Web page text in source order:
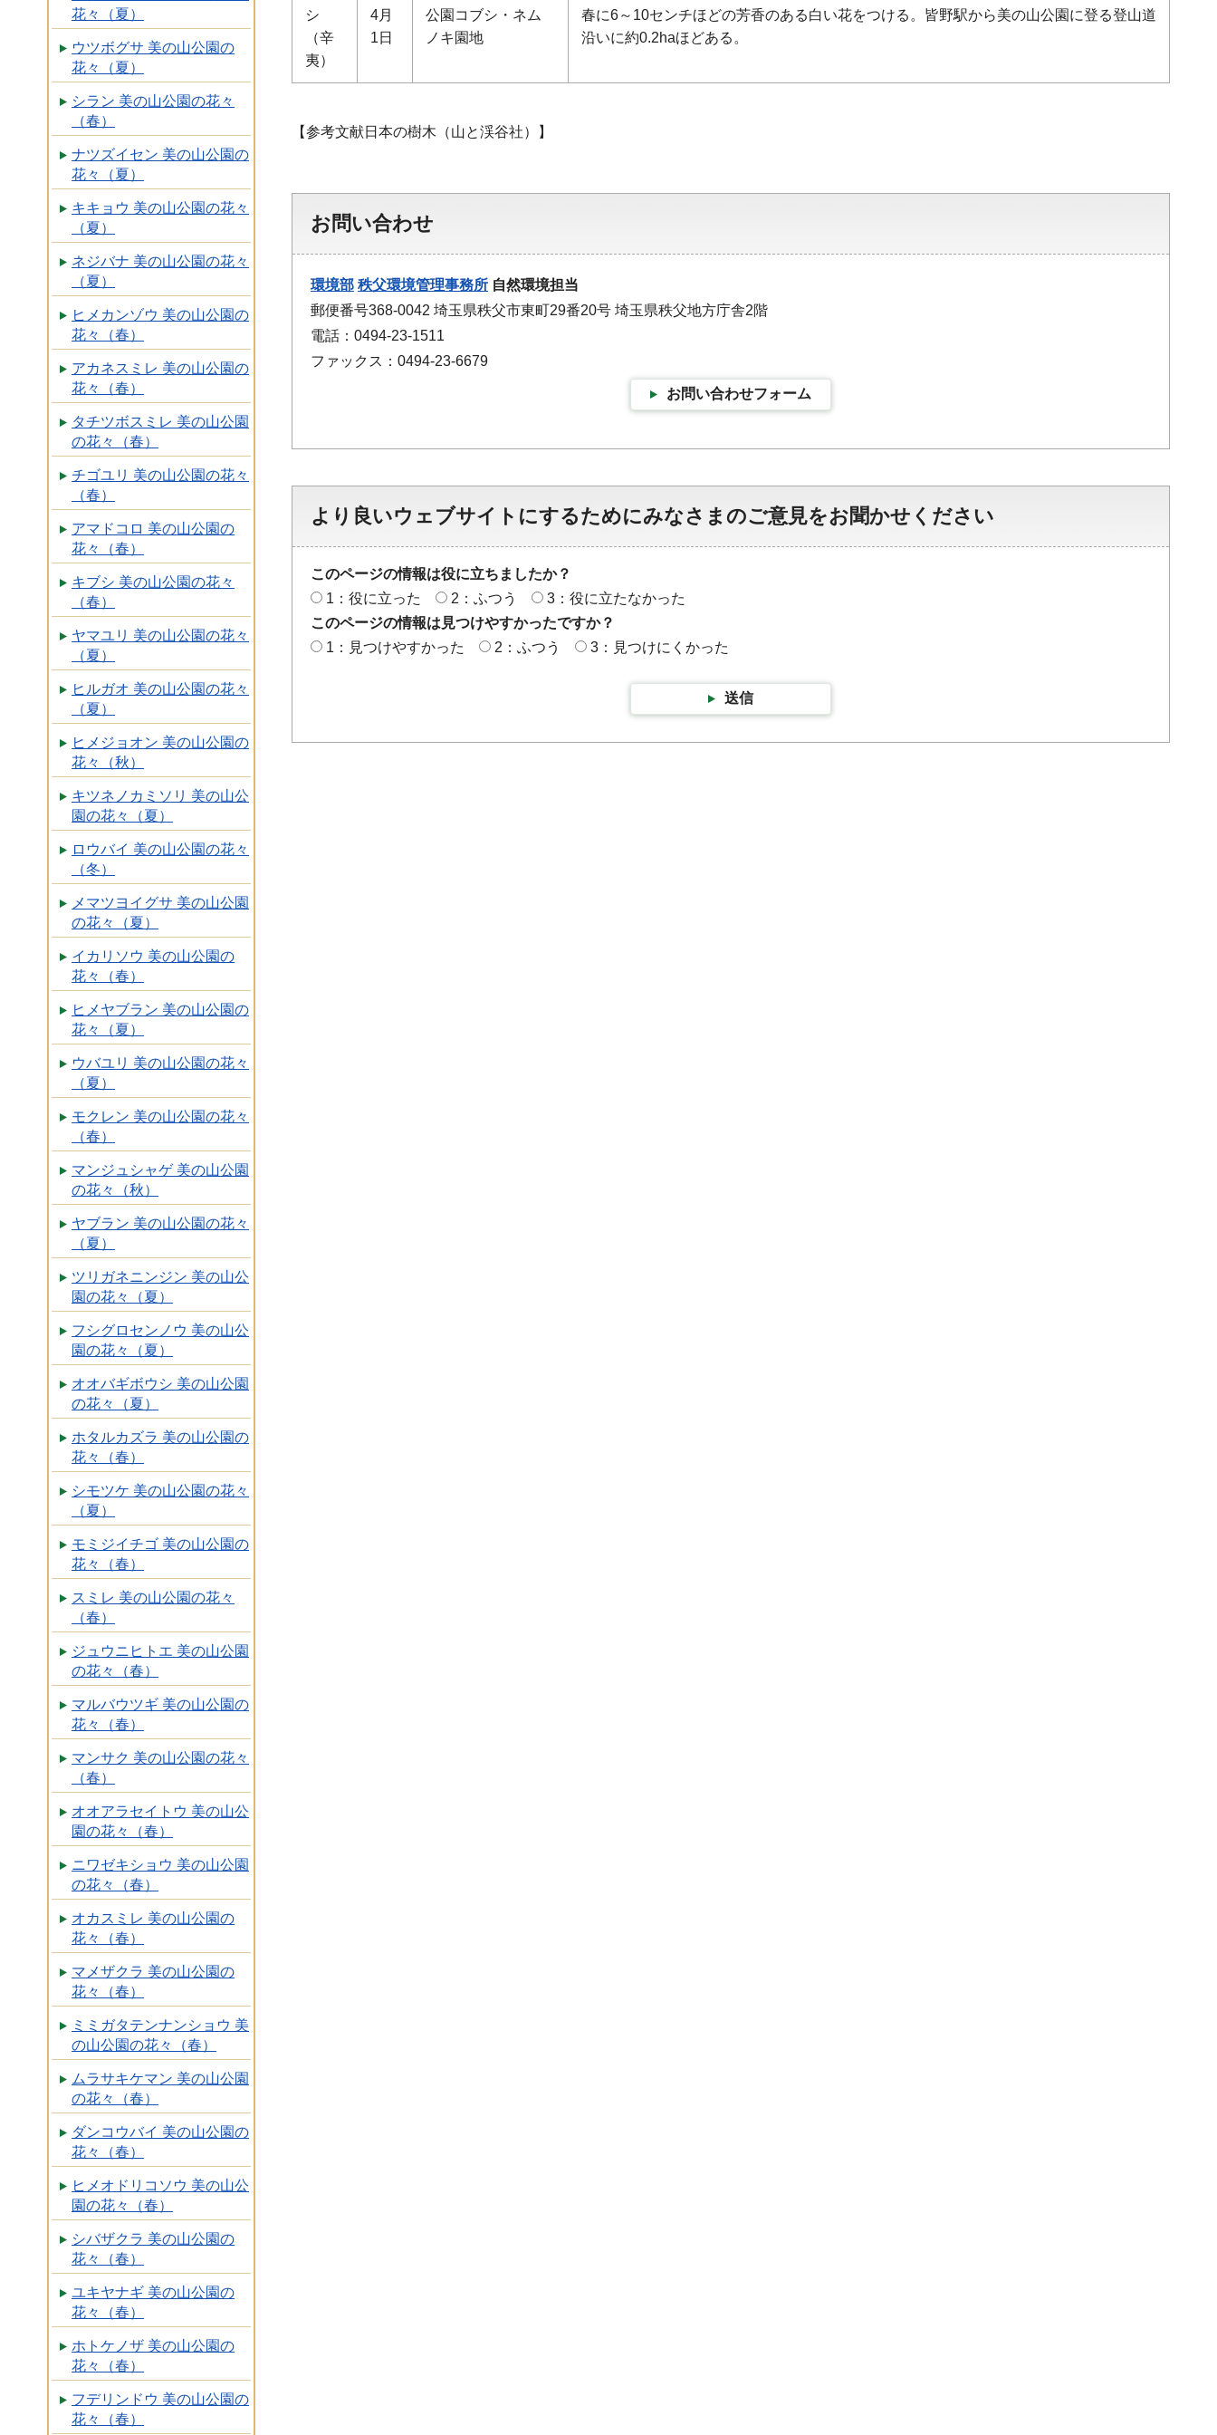
花々（夏）
ウツボグサ 美の山公園の
花々（夏）
シラン 美の山公園の花々
（春）
ナツズイセン 美の山公園の
花々（夏）
キキョウ 美の山公園の花々
（夏）
ネジバナ 美の山公園の花々
（夏）
ヒメカンゾウ 美の山公園の
花々（春）
アカネスミレ 美の山公園の
花々（春）
タチツボスミレ 美の山公園
の花々（春）
チゴユリ 美の山公園の花々
（春）
アマドコロ 美の山公園の
花々（春）
キブシ 美の山公園の花々
（春）
ヤマユリ 美の山公園の花々
（夏）
ヒルガオ 美の山公園の花々
（夏）
ヒメジョオン 美の山公園の
花々（秋）
キツネノカミソリ 美の山公
園の花々（夏）
ロウバイ 美の山公園の花々
（冬）
メマツヨイグサ 美の山公園
の花々（夏）
イカリソウ 美の山公園の
花々（春）
ヒメヤブラン 美の山公園の
花々（夏）
ウバユリ 美の山公園の花々
（夏）
モクレン 美の山公園の花々
（春）
マンジュシャゲ 美の山公園
の花々（秋）
ヤブラン 美の山公園の花々
（夏）
ツリガネニンジン 美の山公
園の花々（夏）
フシグロセンノウ 美の山公
園の花々（夏）
オオバギボウシ 美の山公園
の花々（夏）
ホタルカズラ 美の山公園の
花々（春）
シモツケ 美の山公園の花々
（夏）
モミジイチゴ 美の山公園の
花々（春）
スミレ 美の山公園の花々
（春）
ジュウニヒトエ 美の山公園
の花々（春）
マルバウツギ 美の山公園の
花々（春）
マンサク 美の山公園の花々
（春）
オオアラセイトウ 美の山公
園の花々（春）
ニワゼキショウ 美の山公園
の花々（春）
オカスミレ 美の山公園の
花々（春）
マメザクラ 美の山公園の
花々（春）
ミミガタテンナンショウ 美
の山公園の花々（春）
ムラサキケマン 美の山公園
の花々（春）
ダンコウバイ 美の山公園の
花々（春）
ヒメオドリコソウ 美の山公
園の花々（春）
シバザクラ 美の山公園の
花々（春）
ユキヤナギ 美の山公園の
花々（春）
ホトケノザ 美の山公園の
花々（春）
フデリンドウ 美の山公園の
花々（春）
シ
（辛
夷）
4月
1日
公園コブシ・ネム
ノキ園地
春に6～10センチほどの芳香のある白い花をつける。皆野駅から美の山公園に登る登山道
沿いに約0.2haほどある。
【参考文献日本の樹木（山と渓谷社）】
お問い合わせ
環境部 秩父環境管理事務所 自然環境担当
郵便番号368-0042 埼玉県秩父市東町29番20号 埼玉県秩父地方庁舎2階
電話：0494-23-1511
ファックス：0494-23-6679
お問い合わせフォーム
より良いウェブサイトにするためにみなさまのご意見をお聞かせください
このページの情報は役に立ちましたか？
1：役に立った
2：ふつう
3：役に立たなかった
このページの情報は見つけやすかったですか？
1：見つけやすかった
2：ふつう 3：見つけにくかった
送信